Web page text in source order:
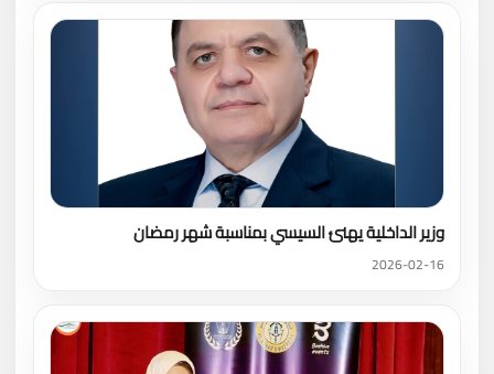
وزير الداخلية يهنئ السيسي بمناسبة شهر رمضان
2026-02-16